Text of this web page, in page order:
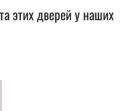
этих дверей у наших